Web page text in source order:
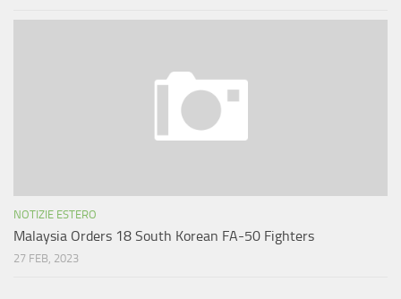
NOTIZIE ESTERO
Malaysia Orders 18 South Korean FA-50 Fighters
27 FEB, 2023